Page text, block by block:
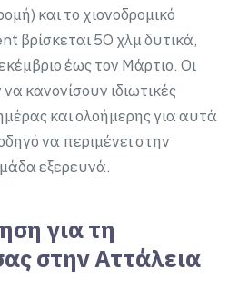
και το χιονοδρομικό
βρίσκεται 50 χλμ δυτικά,
έως τον Μάρτιο. Οι
κανονίσουν ιδιωτικές
και ολοήμερης για αυτά
να περιμένει στην
εξερευνά.
για τη
στην Αττάλεια